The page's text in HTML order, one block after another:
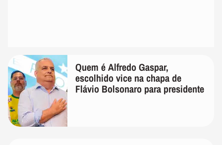
Quem é Alfredo Gaspar,
escolhido vice na chapa de
Flávio Bolsonaro para presidente